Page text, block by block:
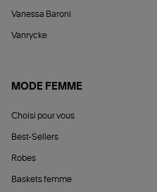
Vanessa Baroni
Vanrycke
MODE FEMME
Choisi pour vous
Best-Sellers
Robes
Baskets femme